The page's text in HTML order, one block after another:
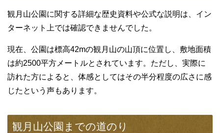
観月山公園に関する詳細な歴史資料や公式な説明は、イン
ターネット上では確認できませんでした。
現在、公園は標高42mの観月山の山頂に位置し、敷地面積
は約2500平方メートルとされています。ただし、実際に
訪れた方によると、体感としてはその半分程度の広さに感
じたという声もあります。
観月山公園までの道のり